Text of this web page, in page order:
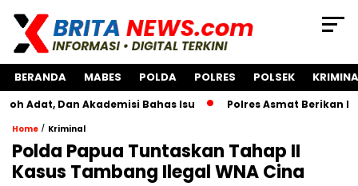
BERANDA MABES POLDA POLRES POLSEK
Akademisi Bahas Isu Polres Asmat Berikan Bantuan
Home / Kriminal
Polda Papua Tuntaskan Tahap II
Kasus Tambang Ilegal WNA Cina